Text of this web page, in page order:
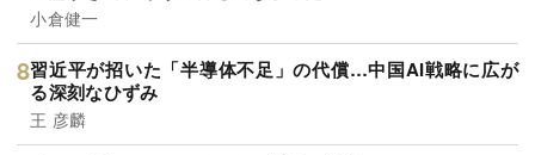
小倉健一
習近平が招いた「半導体不足」の代償…中国AI戦略に広が
る深刻なひずみ
王 彦麟